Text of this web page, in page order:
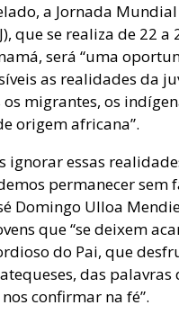
a Jornada
que se realiza de 22 a
será “uma
as realidades da
migrantes, os
origem africana”.
ignorar essas
permanecer sem
Domingo Ulloa
que “se deixem
do Pai, que
das palavras
confirmar na fé”.